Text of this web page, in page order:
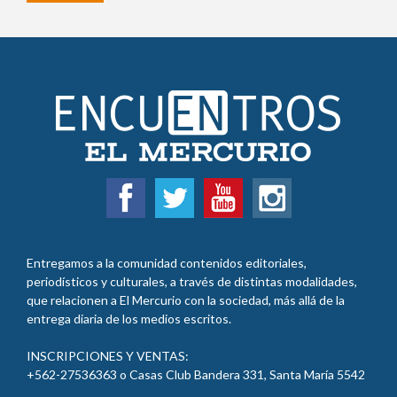
Entregamos a la comunidad contenidos editoriales,
periodísticos y culturales, a través de distintas modalidades,
que relacionen a El Mercurio con la sociedad, más allá de la
entrega diaria de los medios escritos.
INSCRIPCIONES Y VENTAS:
+562-27536363 o Casas Club Bandera 331, Santa María 5542